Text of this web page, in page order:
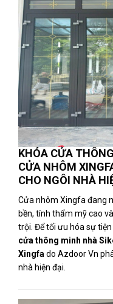
KHÓA CỬA
CỬA NHÔM
CHO NGÔI NHÀ
Cửa nhôm Xingfa đang
bền, tính thẩm mỹ cao
trội. Để tối ưu hóa sự
cửa thông minh nhà
Xingfa do Azdoor Vn
nhà hiện đại.